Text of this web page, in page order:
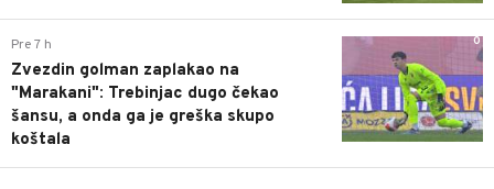
0
Pre 7 h
Zvezdin golman zaplakao na
"Marakani": Trebinjac dugo čekao
šansu, a onda ga je greška skupo
koštala